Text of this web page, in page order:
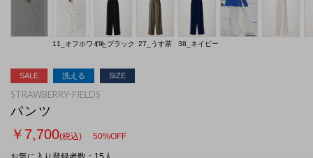
11_オフホワイト19_ブラック 27_うす茶 38_ネイビー
SALE 洗える SIZE
STRAWBERRY-FIELDS
パンツ
￥7,700(税込) 50%OFF